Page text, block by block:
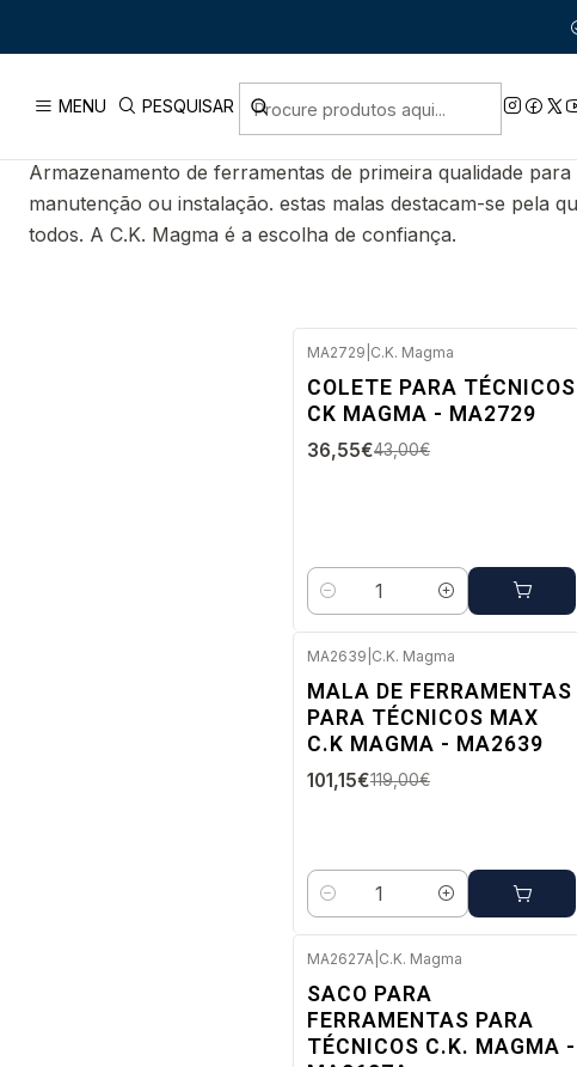
MENU PESQUISAR
CK MAGMA
Armazenamento de ferramentas de primeira qualidade
manutenção ou instalação. estas malas destacam-se pela
todos. A C.K. Magma é a escolha de confiança.
-15%
DESC.
Envio imediato
MA2729 C.K. Magma
COLETE PARA TÉCNICOS
CK MAGMA - MA2729
36,55€43,00€
Quantidade
DESC.
Envio imediato
MA2639 C.K. Magma
MALA DE FERRAMENTAS
PARA TÉCNICOS MAX
C.K MAGMA - MA2639
101,15€119,00€
Quantidade
MA2627A C.K. Magma
SACO PARA
FERRAMENTAS PARA
TÉCNICOS C.K. MAGMA -